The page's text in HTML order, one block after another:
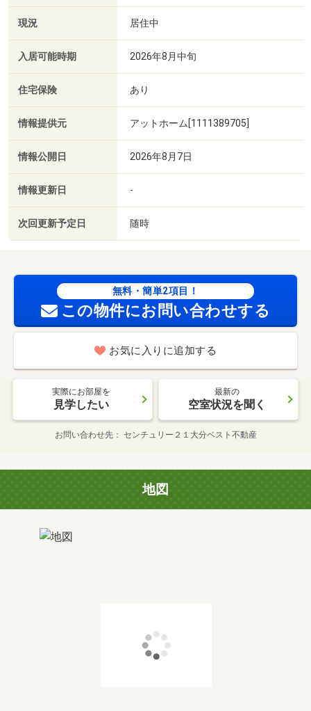
現況 居住中
入居可能時期 2026年8月中旬
住宅保険 あり
情報提供元 アットホーム[1111389705]
情報公開日 2026年8月7日
情報更新日 -
次回更新予定日 随時
無料・簡単2項目！
この物件にお問い合わせする
お気に入りに追加する
実際にお部屋を
見学したい
最新の
空室状況を聞く
お問い合わせ先 センチュリー２１大分ベスト不動産
地図